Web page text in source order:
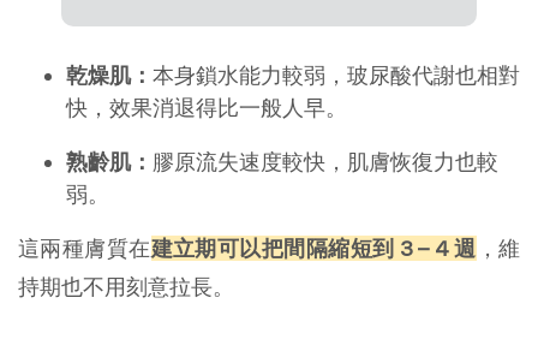
乾燥肌： 本身鎖水能力較弱，玻尿酸代謝也相對
快，效果消退得比一般人早。
熟齡肌： 膠原流失速度較快，肌膚恢復力也較
弱。
這兩種膚質在建立期可以把間隔縮短到 3 – 4 週 ，維
持期也不用刻意拉長。